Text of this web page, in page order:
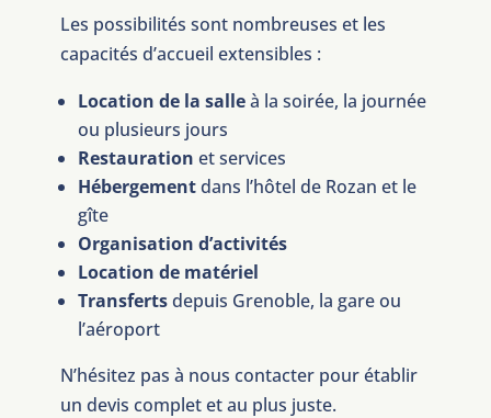
Les possibilités sont nombreuses et les
capacités d’accueil extensibles :
Location de la salleà la soirée, la journée
ou plusieurs jours
Restauration et services
Hébergementdans l’hôtel de Rozan et le
gîte
Organisation d’activités
Location de matériel
Transfertsdepuis Grenoble, la gare ou
l’aéroport
N’hésitez pas à nous contacter pour établir
un devis complet et au plus juste.